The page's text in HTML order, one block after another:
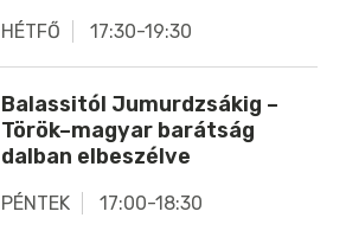
HÉTFŐ 17:30-19:30
Balassitól Jumurdzsákig –
Török–magyar barátság
dalban elbeszélve
PÉNTEK 17:00-18:30